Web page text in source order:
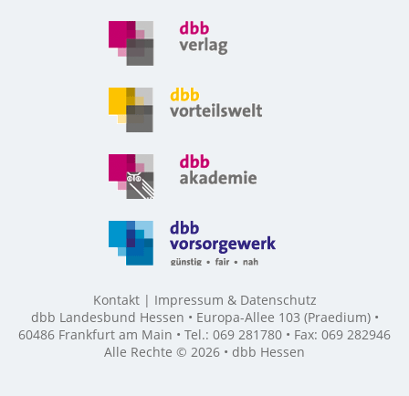
Kontakt
Impressum & Datenschutz
dbb Landesbund Hessen • Europa-Allee 103 (Praedium) •
60486 Frankfurt am Main • Tel.: 069 281780 • Fax: 069 282946
Alle Rechte © 2026 • dbb Hessen